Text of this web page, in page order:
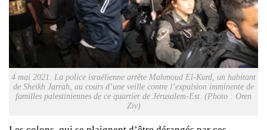
4 mai 2021. La police israélienne arrête Mahmoud El-Kurd, un habitant
de Sheikh Jarrah, au cours d’une veille contre l’expulsion imminente de
familles palestiniennes de ce quartier de Jérusalem-Est. (Photo : Oren
Ziv)